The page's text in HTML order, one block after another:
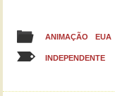
ANIMAÇÃO EUA
INDEPENDENTE